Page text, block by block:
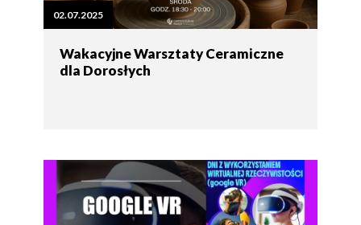
02.07.2025
Wakacyjne Warsztaty Ceramiczne
dla Dorosłych